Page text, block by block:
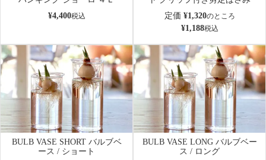
¥4,400税込
定価 ¥1,320のところ
¥1,188税込
BULB VASE SHORT バルブベ
ース / ショート
BULB VASE LONG バルブベー
ス / ロング